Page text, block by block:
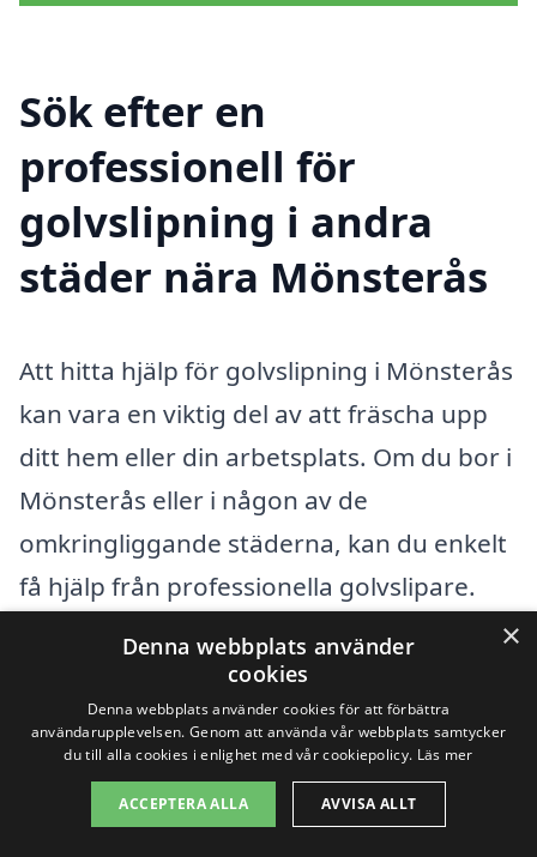
Sök efter en
professionell för
golvslipning i andra
städer nära Mönsterås
Att hitta hjälp för golvslipning i Mönsterås
kan vara en viktig del av att fräscha upp
ditt hem eller din arbetsplats. Om du bor i
Mönsterås eller i någon av de
omkringliggande städerna, kan du enkelt
få hjälp från professionella golvslipare.
Det finns flera alternativ att överväga när
du söker efter experter inom detta
område.
Du kan anlita företag som erbjuder
golvslipning i närliggande städer som:
×
Denna webbplats använder
cookies
Denna webbplats använder cookies för att förbättra
användarupplevelsen. Genom att använda vår webbplats samtycker
du till alla cookies i enlighet med vår cookiepolicy. Läs mer
ACCEPTERA ALLA AVVISA ALLT